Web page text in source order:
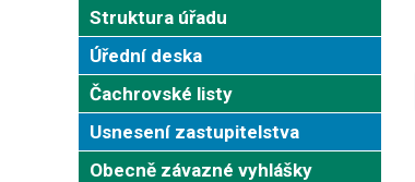
Struktura úřadu
Úřední deska
Čachrovské listy
Usnesení zastupitelstva
Obecně závazné vyhlášky